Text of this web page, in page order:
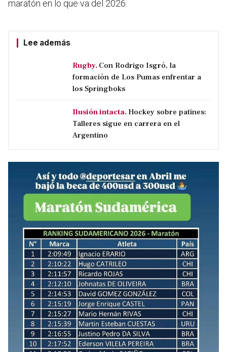
maratón en lo que va del 2026.
Lee además
Rugby. Con Rodrigo Isgró, la
formación de Los Pumas enfrentar a
los Springboks
Ilusión intacta. Hockey sobre patines:
Talleres sigue en carrera en el
Argentino